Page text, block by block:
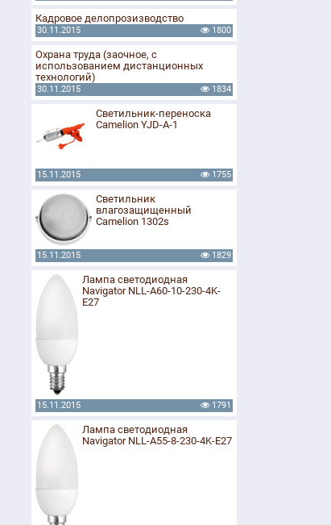
Кадровое делопрозизводство
30.11.2015 1800
Охрана труда (заочное, с
использованием дистанционных
технологий)
30.11.2015 1834
Светильник-переноска
Camelion YJD-A-1
15.11.2015 1755
Светильник
влагозащищенный
Camelion 1302s
15.11.2015 1829
Лампа светодиодная
Navigator NLL-A60-10-230-4K-
E27
15.11.2015 1791
Лампа светодиодная
Navigator NLL-A55-8-230-4K-E27